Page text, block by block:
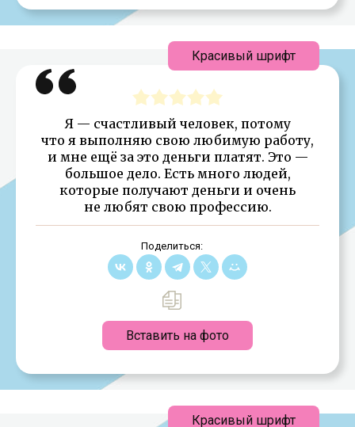
Я — счастливый человек, потому
что я выполняю свою любимую работу,
и мне ещё за это деньги платят. Это —
большое дело. Есть много людей,
которые получают деньги и очень
не любят свою профессию.
Поделиться:
Вставить на фото
Красивый шрифт
Красивый шрифт